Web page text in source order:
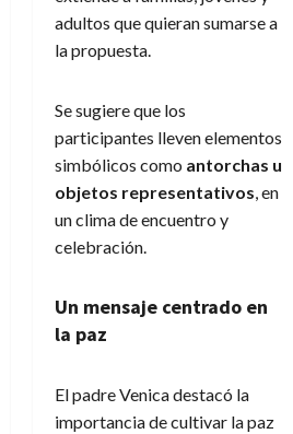
adultos que quieran sumarse a
la propuesta.
Se sugiere que los
participantes lleven elementos
simbólicos como antorchas u
objetos representativos, en
un clima de encuentro y
celebración.
Un mensaje centrado en
la paz
El padre Venica destacó la
importancia de cultivar la paz